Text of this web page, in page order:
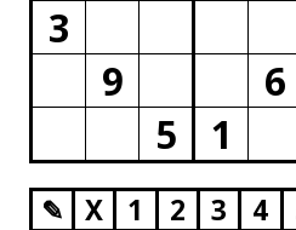
3
9
6
5
1
✎ X 1 2 3 4